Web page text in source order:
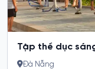
Tập thể dục
Đà Nẵng